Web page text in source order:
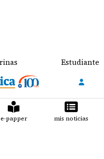
Estudiante que
e-papper mis noticias